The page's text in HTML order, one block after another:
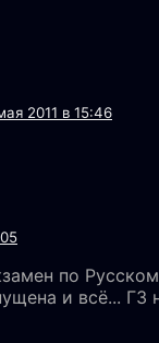
2011 в 15:46
по
и всё... ГЗ